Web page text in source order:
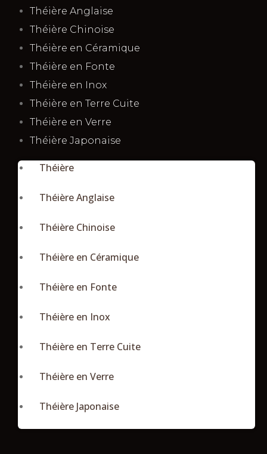
Théière Anglaise
Théière Chinoise
Théière en Céramique
Théière en Fonte
Théière en Inox
Théière en Terre Cuite
Théière en Verre
Théière Japonaise
Théière
Théière Anglaise
Théière Chinoise
Théière en Céramique
Théière en Fonte
Théière en Inox
Théière en Terre Cuite
Théière en Verre
Théière Japonaise